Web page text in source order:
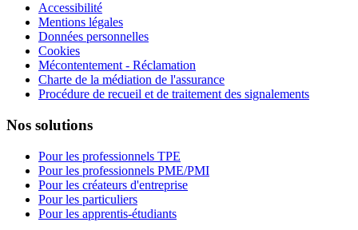
Accessibilité
Mentions légales
Données personnelles
Cookies
Mécontentement - Réclamation
Charte de la médiation de l'assurance
Procédure de recueil et de traitement des signalements
Nos solutions
Pour les professionnels TPE
Pour les professionnels PME/PMI
Pour les créateurs d'entreprise
Pour les particuliers
Pour les apprentis-étudiants